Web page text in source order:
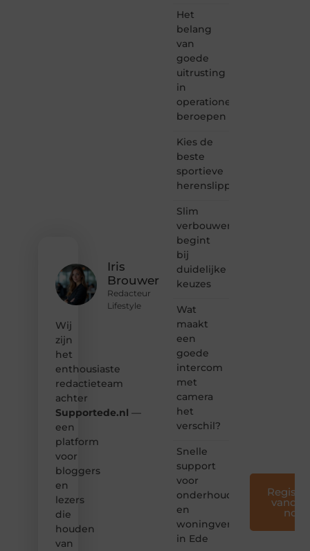
Iris
Brouwer
Redacteur
Lifestyle
Wij
zijn
het
enthousiaste
redactieteam
achter
Supportede.nl —
een
platform
voor
bloggers
en
lezers
die
houden
van
Het
belang
van
goede
uitrusting
in
operationele
beroepen
Kies de
beste
sportieve
herenslippers
Slim
verbouwen
begint
bij
duidelijke
keuzes
Wat
maakt
een
goede
intercom
met
camera
het
verschil?
Snelle
support
voor
onderhoud
en
woningverbetering
in Ede
nog